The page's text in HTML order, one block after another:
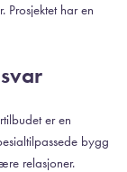
Prosjektet har en
er en
bygg
relasjoner.